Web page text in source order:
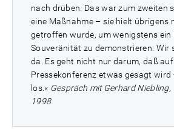
nach drüben. Das war zum zweiten
eine Maßnahme – sie hielt übrigens
getroffen wurde, um wenigstens ein
Souveränität zu demonstrieren: Wir
da. Es geht nicht nur darum, daß
Pressekonferenz etwas gesagt wird
los.« Gespräch mit Gerhard Niebling,
1998